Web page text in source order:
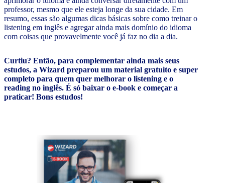
professor, mesmo que ele esteja longe da sua cidade. Em
resumo, essas são algumas dicas básicas sobre como treinar o
listening em inglês e agregar ainda mais domínio do idioma
com coisas que provavelmente você já faz no dia a dia.
Curtiu? Então, para complementar ainda mais seus
estudos, a Wizard preparou um material gratuito e super
completo para quem quer melhorar o listening e o
reading no inglês. É só baixar o e-book e começar a
praticar! Bons estudos!